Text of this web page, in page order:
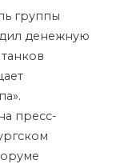
группы
денежную
.
пресс-